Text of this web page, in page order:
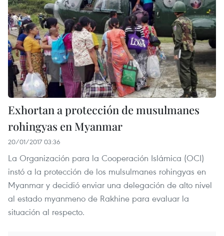
Exhortan a protección de musulmanes
rohingyas en Myanmar
20/01/2017 03:36
La Organización para la Cooperación Islámica (OCI)
instó a la protección de los mulsulmanes rohingyas en
Myanmar y decidió enviar una delegación de alto nivel
al estado myanmeno de Rakhine para evaluar la
situación al respecto.